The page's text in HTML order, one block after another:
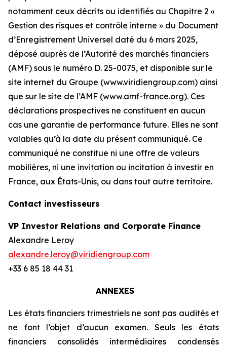
notamment ceux décrits ou identifiés au Chapitre 2 «
Gestion des risques et contrôle interne » du Document
d’Enregistrement Universel daté du 6 mars 2025,
déposé auprès de l’Autorité des marchés financiers
(AMF) sous le numéro D. 25-0075, et disponible sur le
site internet du Groupe (www.viridiengroup.com) ainsi
que sur le site de l’AMF (www.amf-france.org). Ces
déclarations prospectives ne constituent en aucun
cas une garantie de performance future. Elles ne sont
valables qu’à la date du présent communiqué. Ce
communiqué ne constitue ni une offre de valeurs
mobilières, ni une invitation ou incitation à investir en
France, aux États-Unis, ou dans tout autre territoire.
Contact investisseurs
VP Investor Relations and Corporate Finance
Alexandre Leroy
alexandre.leroy@viridiengroup.com
+33 6 85 18 44 31
ANNEXES
Les états financiers trimestriels ne sont pas audités et
ne font l’objet d’aucun examen. Seuls les états
financiers consolidés intermédiaires condensés